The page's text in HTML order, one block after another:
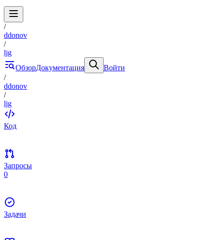
/
ddonov
/
ljg
ОбзорДокументация
Войти
/
ddonov
/
ljg
Код
Запросы
0
Задачи